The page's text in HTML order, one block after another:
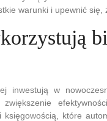
warunki i upewnić
inwestują w
zwiększenie
które